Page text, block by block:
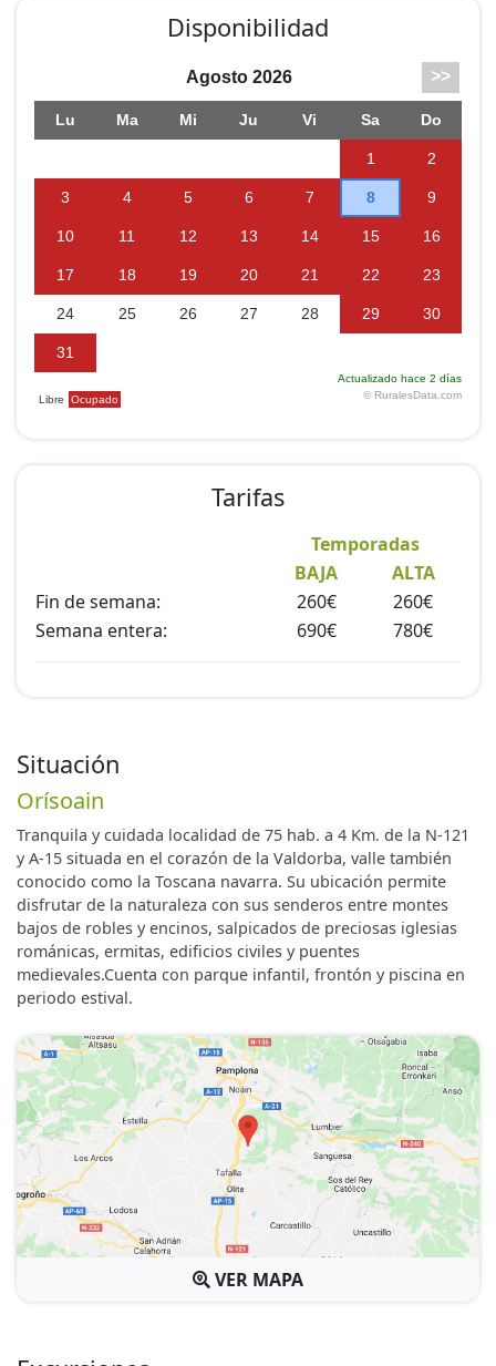
Disponibilidad
Situación
Orísoain
Tranquila y cuidada localidad de 75 hab. a 4 Km. de la N-121
y A-15 situada en el corazón de la Valdorba, valle también
conocido como la Toscana navarra. Su ubicación permite
disfrutar de la naturaleza con sus senderos entre montes
bajos de robles y encinos, salpicados de preciosas iglesias
románicas, ermitas, edificios civiles y puentes
medievales.Cuenta con parque infantil, frontón y piscina en
periodo estival.
VER MAPA
Tarifas
Temporadas
BAJA
ALTA
Fin de semana:
260€
260€
Semana entera:
690€ 780€